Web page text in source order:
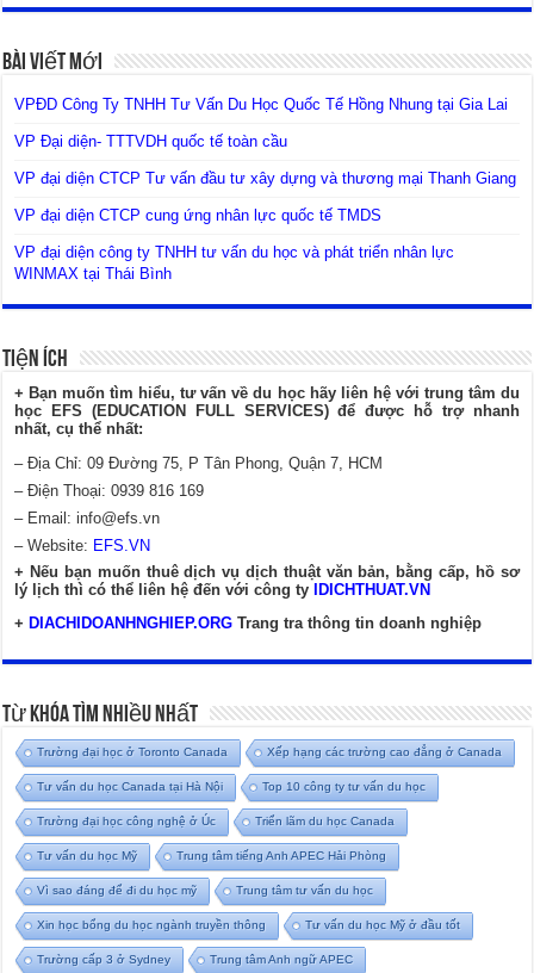
Bài Viết Mới
VPĐD Công Ty TNHH Tư Vấn Du Học Quốc Tế Hồng Nhung tại Gia Lai
VP Đại diện- TTTVDH quốc tế toàn cầu
VP đại diện CTCP Tư vấn đầu tư xây dựng và thương mại Thanh Giang
VP đại diện CTCP cung ứng nhân lực quốc tế TMDS
VP đại diện công ty TNHH tư vấn du học và phát triển nhân lực
WINMAX tại Thái Bình
Tiện Ích
+ Bạn muốn tìm hiểu, tư vấn về du học hãy liên hệ với trung tâm du
học EFS (EDUCATION FULL SERVICES) để được hỗ trợ nhanh
nhất, cụ thể nhất:
– Địa Chỉ: 09 Đường 75, P Tân Phong, Quận 7, HCM
– Điện Thoại: 0939 816 169
– Email:info@efs.vn
– Website: EFS.VN
+ Nếu bạn muốn thuê dịch vụ dịch thuật văn bản, bằng cấp, hồ sơ
lý lịch thì có thể liên hệ đến với công ty
IDICHTHUAT.VN
+ DIACHIDOANHNGHIEP.ORG Trang tra thông tin doanh nghiệp
Từ Khóa Tìm Nhiều Nhất
Trường đại học ở Toronto Canada Xếp hạng các trường cao đẳng ở Canada
Tư vấn du học Canada tại Hà Nội Top 10 công ty tư vấn du học
Trường đại học công nghệ ở Úc Triển lãm du học Canada
Tư vấn du học Mỹ Trung tâm tiếng Anh APEC Hải Phòng
Vì sao đáng để đi du học mỹ Trung tâm tư vấn du học
Xin học bổng du học ngành truyền thông Tư vấn du học Mỹ ở đầu tốt
Trường cấp 3 ở Sydney Trung tâm Anh ngữ APEC